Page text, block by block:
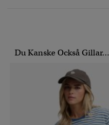
Du Kanske Också Gillar...